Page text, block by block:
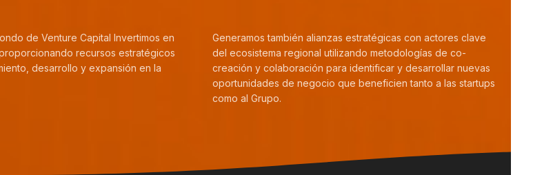
de Venture Capital Invertimos en
recursos estratégicos
desarrollo y expansión en la
Generamos también alianzas estratégicas con actores clave
del ecosistema regional utilizando metodologías de co-
creación y colaboración para identificar y desarrollar nuevas
oportunidades de negocio que beneficien tanto a las startups
como al Grupo.